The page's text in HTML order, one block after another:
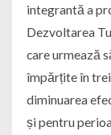
integrantă a
Dezvoltarea
care urmează
împărțite în
diminuarea
și pentru